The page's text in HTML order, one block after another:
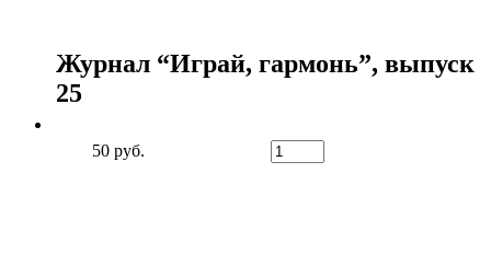
Журнал “Играй, гармонь”, выпуск
25
50 руб.